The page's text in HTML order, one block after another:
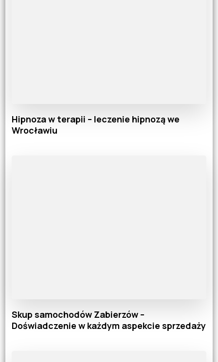
Hipnoza w terapii – leczenie hipnozą we
Wrocławiu
Skup samochodów Zabierzów –
Doświadczenie w każdym aspekcie sprzedaży